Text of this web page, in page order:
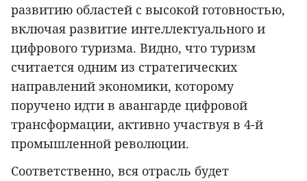
развитию областей с высокой готовностью,
включая развитие интеллектуального и
цифрового туризма. Видно, что туризм
считается одним из стратегических
направлений экономики, которому
поручено идти в авангарде цифровой
трансформации, активно участвуя в 4-й
промышленной революции.
Соответственно, вся отрасль будет